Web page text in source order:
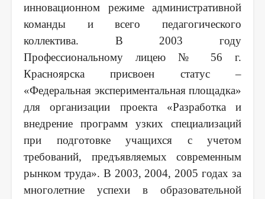
инновационном режиме административной
команды и всего педагогического
коллектива. В 2003 году
Профессиональному лицею № 56 г.
Красноярска присвоен статус –
«Федеральная экспериментальная площадка»
для организации проекта «Разработка и
внедрение программ узких специализаций
при подготовке учащихся с учетом
требований, предъявляемых современным
рынком труда». В 2003, 2004, 2005 годах за
многолетние успехи в образовательной